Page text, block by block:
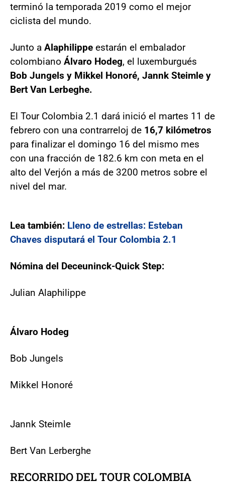
terminó la temporada 2019 como el mejor
ciclista del mundo.
Junto a Alaphilippe estarán el embalador
colombiano Álvaro Hodeg, el luxemburgués
Bob Jungels y Mikkel Honoré, Jannk Steimle y
Bert Van Lerbeghe.
El Tour Colombia 2.1 dará inició el martes 11 de
febrero con una contrarreloj de 16,7 kilómetros
para finalizar el domingo 16 del mismo mes
con una fracción de 182.6 km con meta en el
alto del Verjón a más de 3200 metros sobre el
nivel del mar.
Lea también: Lleno de estrellas: Esteban
Chaves disputará el Tour Colombia 2.1
Nómina del Deceuninck-Quick Step:
Julian Alaphilippe
Álvaro Hodeg
Bob Jungels
Mikkel Honoré
Jannk Steimle
Bert Van Lerberghe
RECORRIDO DEL TOUR COLOMBIA